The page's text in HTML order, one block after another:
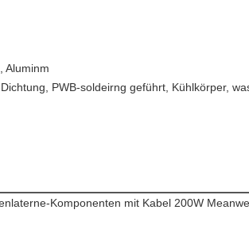
PWB-soldeirng geführt, Kühlkörper,
Komponenten mit Kabel 200W